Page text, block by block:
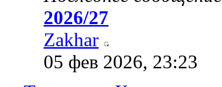
2026/27
Zakhar
05 фев 2026, 23:23